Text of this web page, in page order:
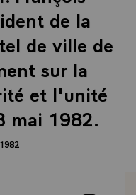
de la
de ville de
sur la
et l'unité
mai 1982.